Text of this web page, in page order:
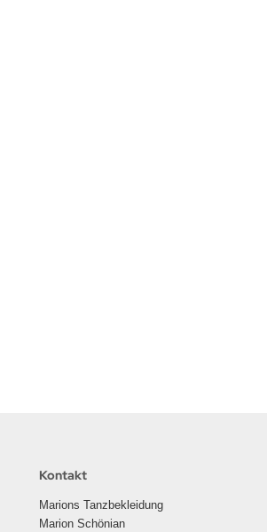
Kontakt
Marions Tanzbekleidung
Marion Schönian